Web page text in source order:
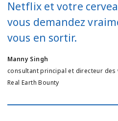
Netflix et votre
vous demandez
vous en sortir.
Manny Singh
consultant principal et directeur des
Real Earth Bounty